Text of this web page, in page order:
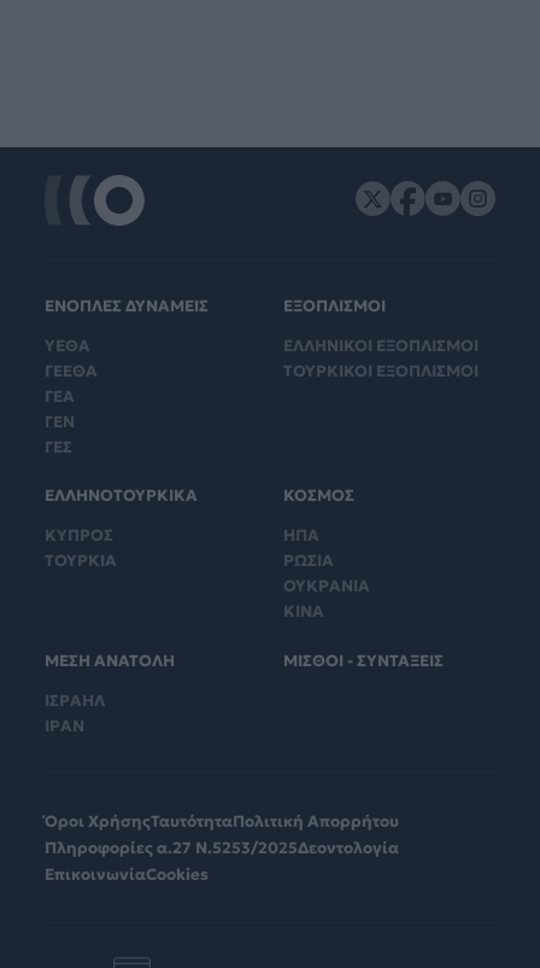
ΕΝΟΠΛΕΣ ΔΥΝΑΜΕΙΣ
ΥΕΘΑ
ΓΕΕΘΑ
ΓΕΑ
ΓΕΝ
ΓΕΣ
ΕΞΟΠΛΙΣΜΟΙ
ΕΛΛΗΝΙΚΟΙ ΕΞΟΠΛΙΣΜΟΙ
ΤΟΥΡΚΙΚΟΙ ΕΞΟΠΛΙΣΜΟΙ
ΕΛΛΗΝΟΤΟΥΡΚΙΚΑ
ΚΥΠΡΟΣ
ΤΟΥΡΚΙΑ
ΚΟΣΜΟΣ
ΗΠΑ
ΡΩΣΙΑ
ΟΥΚΡΑΝΙΑ
ΚΙΝΑ
ΜΕΣΗ ΑΝΑΤΟΛΗ
ΙΣΡΑΗΛ
ΙΡΑΝ
ΜΙΣΘΟΙ - ΣΥΝΤΑΞΕΙΣ
Όροι ΧρήσηςΤαυτότηταΠολιτική Απορρήτου
Πληροφορίες α.27 Ν.5253/2025Δεοντολογία
ΕπικοινωνίαCookies